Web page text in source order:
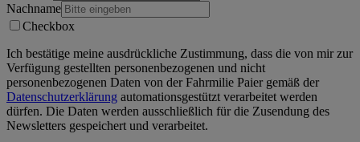
Nachname
Checkbox
Ich bestätige meine ausdrückliche Zustimmung, dass die von mir zur
Verfügung gestellten personenbezogenen und nicht
personenbezogenen Daten von der Fahrmilie Paier gemäß der
Datenschutzerklärung automationsgestützt verarbeitet werden
dürfen. Die Daten werden ausschließlich für die Zusendung des
Newsletters gespeichert und verarbeitet.